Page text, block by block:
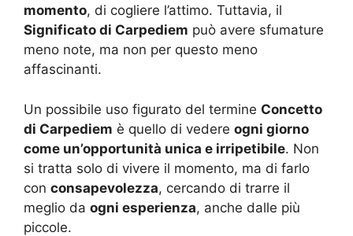
momento, di cogliere l’attimo. Tuttavia, il
Significato di Carpediem può avere sfumature
meno note, ma non per questo meno
affascinanti.
Un possibile uso figurato del termine Concetto
di Carpediem è quello di vedere ogni giorno
come un’opportunità unica e irripetibile. Non
si tratta solo di vivere il momento, ma di farlo
con consapevolezza, cercando di trarre il
meglio da ogni esperienza, anche dalle più
piccole.